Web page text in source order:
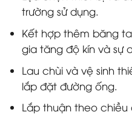
trường sử dụng.
Kết hợp thêm băng
gia tăng độ kín và sự
Lau chùi và vệ sinh
lắp đặt đường ống.
Lắp thuận theo